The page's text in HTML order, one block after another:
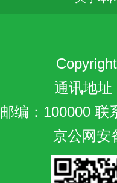
通讯地址
邮编：100000 联
京公网安